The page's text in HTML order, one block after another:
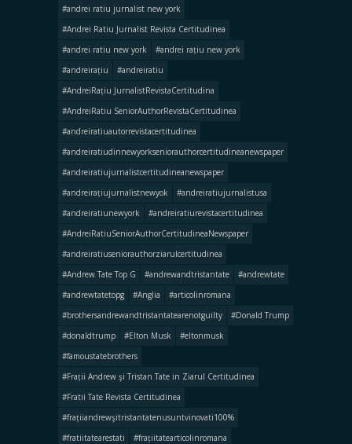
#andrei ratiu jurnalist new york
#Andrei Ratiu Jurnalist Revista Certitudinea
#andrei ratiu new york
#andrei rațiu new york
#andreirațiu
#andreiratiu
#AndreiRațiu JurnalistRevistaCertitudina
#AndreiRatiu SeniorAuthorRevistaCertitudinea
#andreiratiuautorrevistacertitudinea
#andreiratiudinnewyorkseniorauthorcertitudineanewspaper
#andreiratiujurnalistcertitudineanewspaper
#andreirațiujurnalistnewyok
#andreiratiujurnalistusa
#andreiratiunewyork
#andreiratiurevistacertitudinea
#AndreiRatiuSeniorAuthorCertitudineaNewspaper
#andreiratiuseniorauthorziarulcertitudinea
#Andrew Tate Top G
#andrewandtristantate
#andrewtate
#andrewtatetopg
#Anglia
#articolinromana
#brothersandrewandtristantatearenotguilty
#Donald Trump
#donaldtrump
#Elton Musk
#eltonmusk
#famoustatebrothers
#Frații Andrew şi Tristan Tate in Ziarul Certitudinea
#Fratii Tate Revista Certitudinea
#frațiiandrewşitristantatenusuntvinovati100%
#fratiitatearestati
#frațiitatearticolinromana